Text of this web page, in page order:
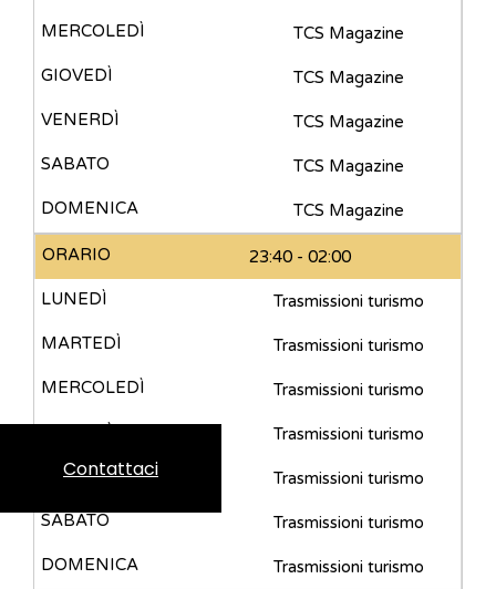
TCS Magazine
TCS Magazine
TCS Magazine
TCS Magazine
TCS Magazine
23:40 - 02:00
Trasmissioni turismo
Trasmissioni turismo
Trasmissioni turismo
Trasmissioni turismo
Trasmissioni turismo
Trasmissioni turismo
Trasmissioni turismo
Contattaci